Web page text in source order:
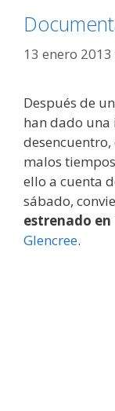
13 enero 2013
Después de
han dado una
malos
ello a cuenta
sábado,
estrenado en
Glencree.